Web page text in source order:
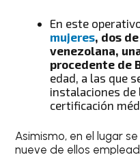
En este
mujeres, dos
venezolana,
procedente de
edad, a las que
instalaciones de
certificación
Asimismo, en el lugar
nueve de ellos